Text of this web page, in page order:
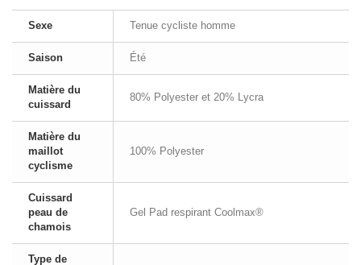
Sexe Tenue cycliste homme
Saison Été
Matière du
cuissard
80% Polyester et 20% Lycra
Matière du
maillot
cyclisme
100% Polyester
Cuissard
peau de
chamois
Gel Pad respirant Coolmax®
Type de